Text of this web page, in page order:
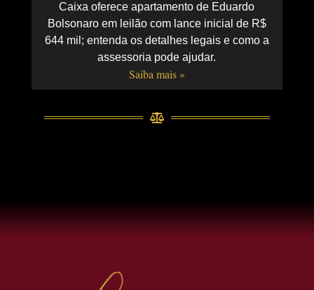
Caixa oferece apartamento de Eduardo
Bolsonaro em leilão com lance inicial de R$
644 mil; entenda os detalhes legais e como a
assessoria pode ajudar.
Saiba mais »